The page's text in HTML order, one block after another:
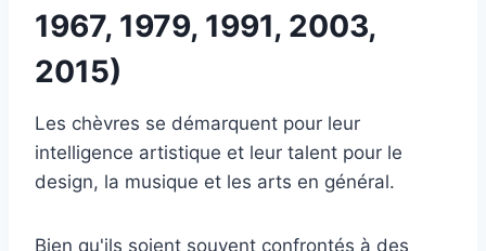
1967, 1979, 1991, 2003,
2015)
Les chèvres se démarquent pour leur
intelligence artistique et leur talent pour le
design, la musique et les arts en général.
Bien qu'ils soient souvent confrontés à des